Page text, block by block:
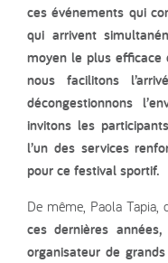
ces événements qui
qui arrivent
moyen le plus efficace
nous facilitons
décongestionnons
invitons les
l’un des services
pour ce festival sportif.
De même, Paola
ces dernières
organisateur de